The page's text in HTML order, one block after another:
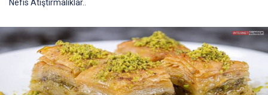
Nefis Atıştırmalıklar..